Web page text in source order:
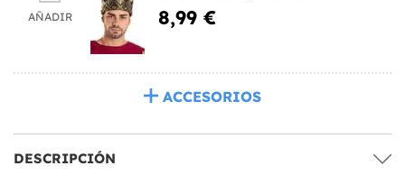
AÑADIR 8,99 €
ACCESORIOS
DESCRIPCIÓN